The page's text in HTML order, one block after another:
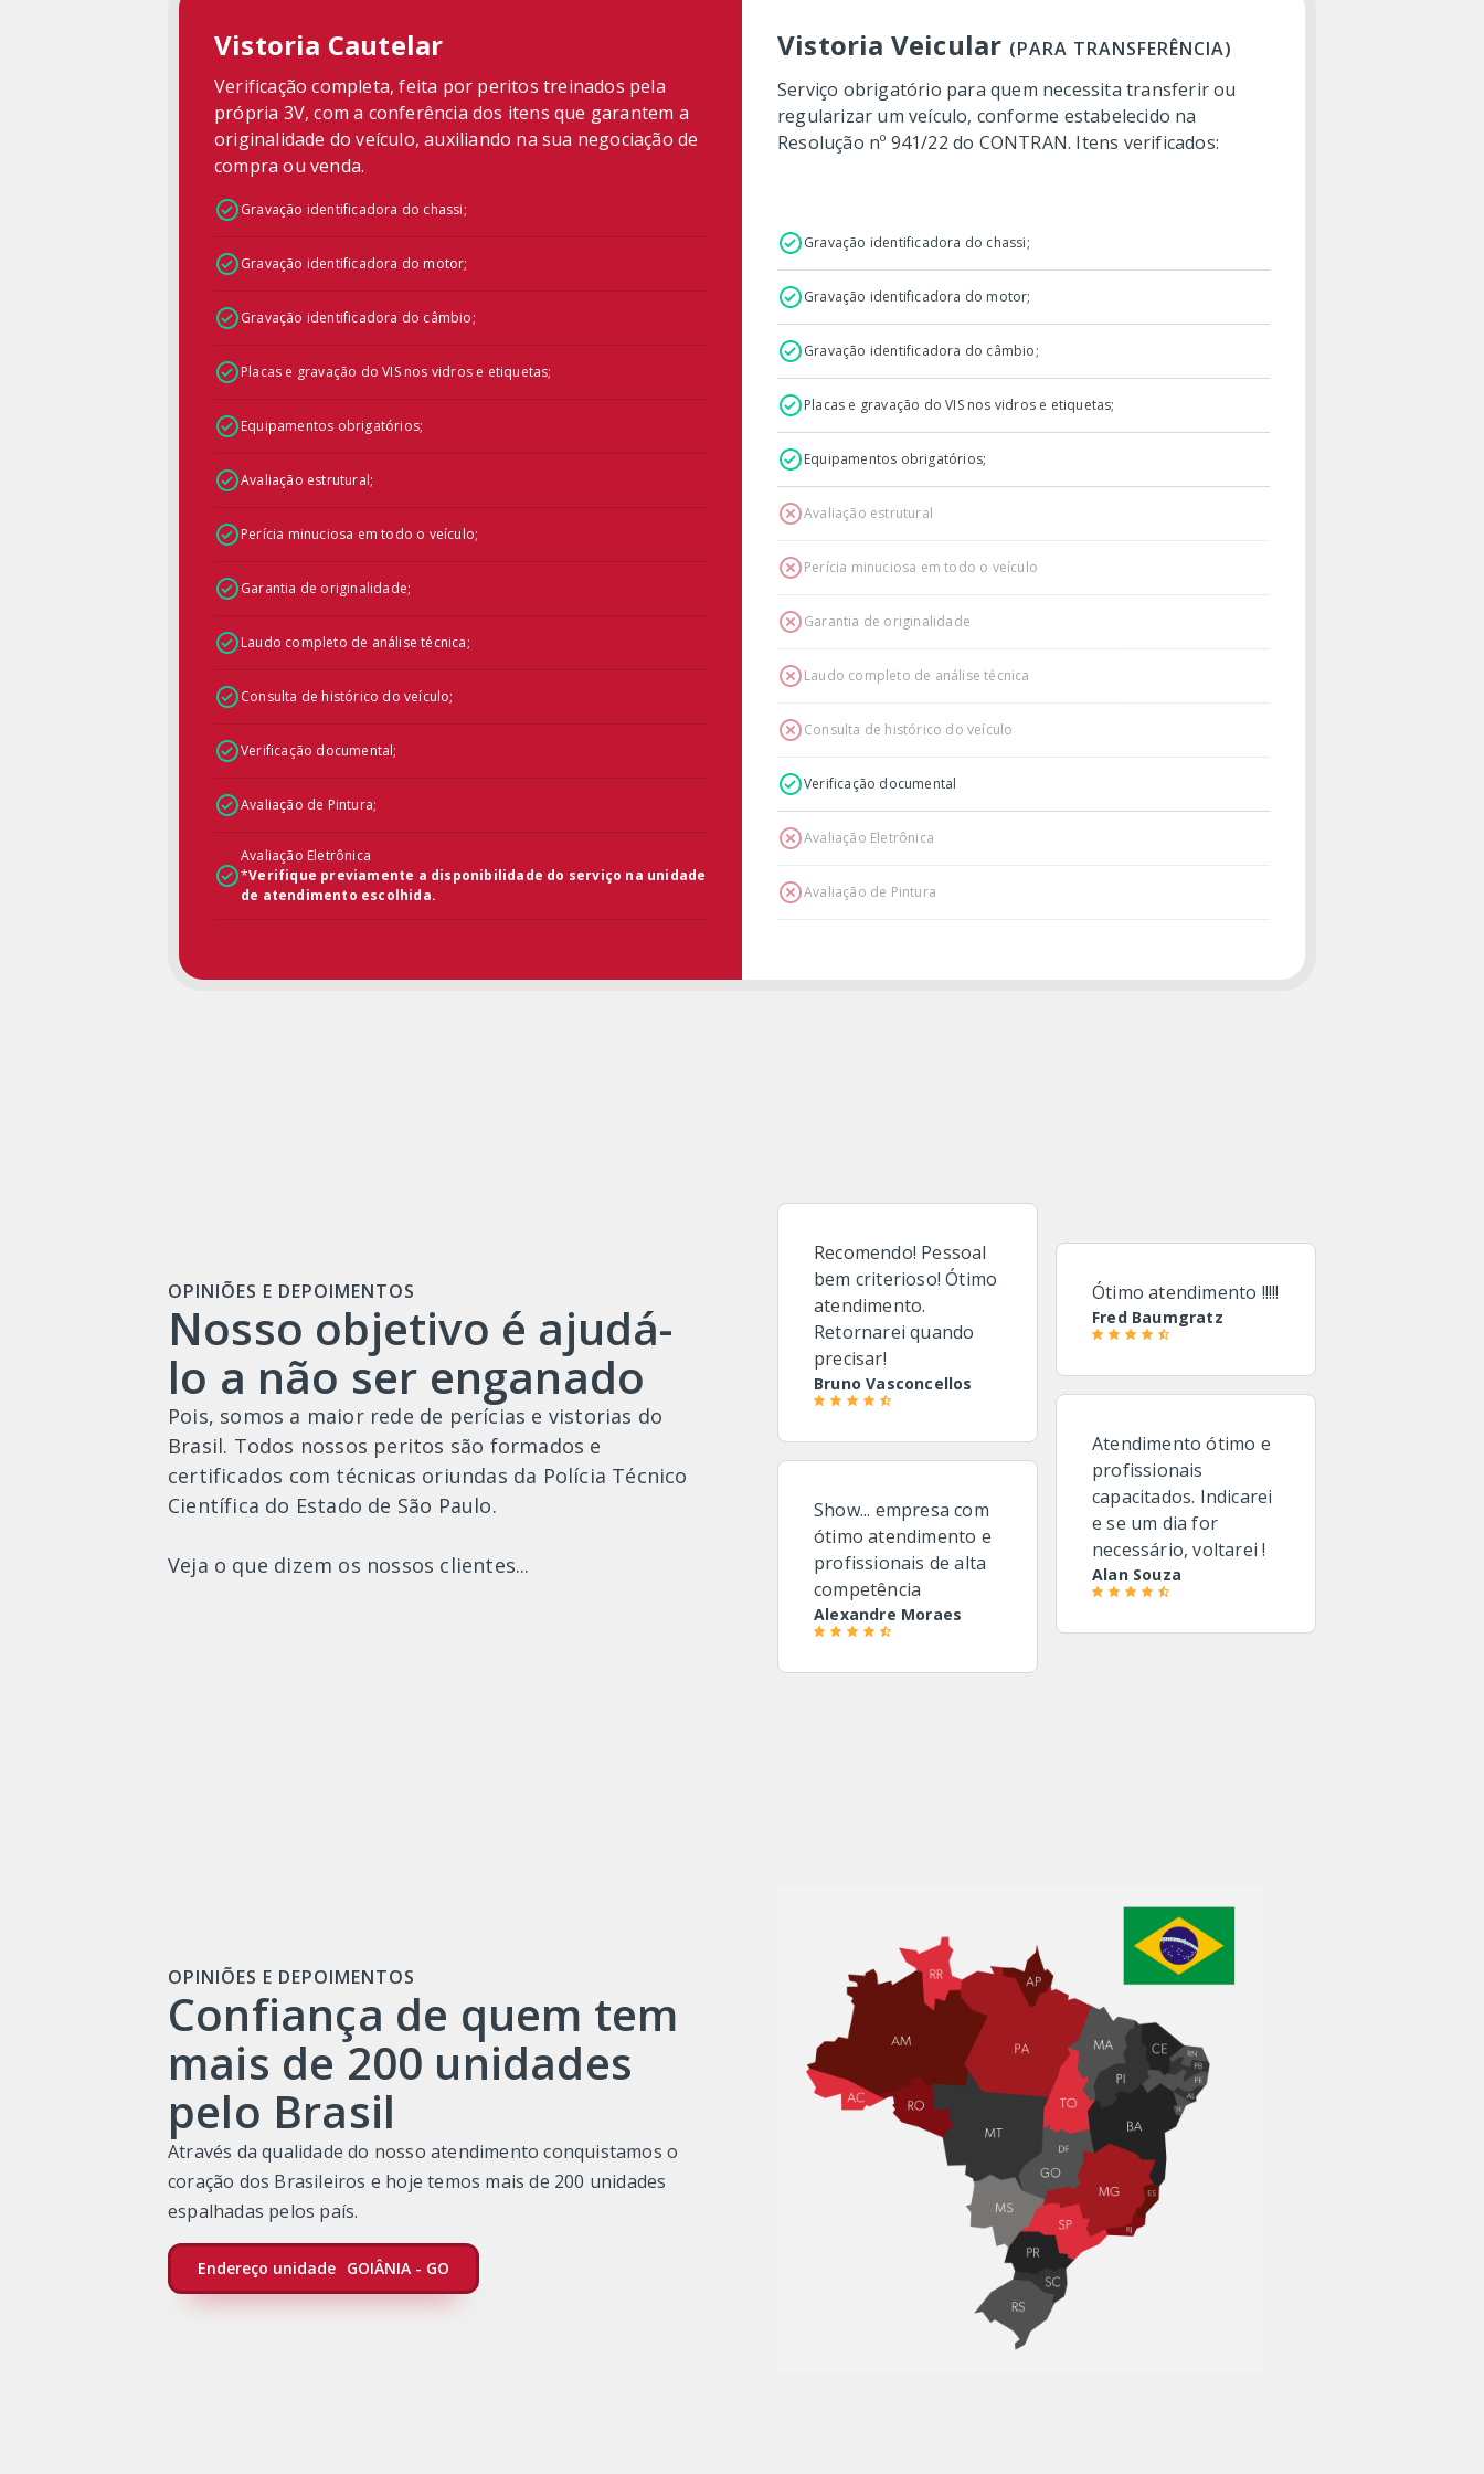
Vistoria Cautelar
Verificação completa, feita por peritos treinados pela
própria 3V, com a conferência dos itens que garantem a
originalidade do veículo, auxiliando na sua negociação de
compra ou venda.
Gravação identificadora do chassi;
Gravação identificadora do motor;
Gravação identificadora do câmbio;
Placas e gravação do VIS nos vidros e etiquetas;
Equipamentos obrigatórios;
Avaliação estrutural;
Perícia minuciosa em todo o veículo;
Garantia de originalidade;
Laudo completo de análise técnica;
Consulta de histórico do veículo;
Verificação documental;
Avaliação de Pintura;
Avaliação Eletrônica
*Verifique previamente a disponibilidade do serviço na unidade
de atendimento escolhida.
Vistoria Veicular (PARA TRANSFERÊNCIA)
Serviço obrigatório para quem necessita transferir ou
regularizar um veículo, conforme estabelecido na
Resolução nº 941/22 do CONTRAN. Itens verificados:
Gravação identificadora do chassi;
Gravação identificadora do motor;
Gravação identificadora do câmbio;
Placas e gravação do VIS nos vidros e etiquetas;
Equipamentos obrigatórios;
Avaliação estrutural
Perícia minuciosa em todo o veículo
Garantia de originalidade
Laudo completo de análise técnica
Consulta de histórico do veículo
Verificação documental
Avaliação Eletrônica
Avaliação de Pintura
OPINIÕES E DEPOIMENTOS
Nosso objetivo é ajudá-
lo a não ser enganado
Pois, somos a maior rede de perícias e vistorias do
Brasil. Todos nossos peritos são formados e
certificados com técnicas oriundas da Polícia Técnico
Científica do Estado de São Paulo.
Veja o que dizem os nossos clientes...
Recomendo! Pessoal
bem criterioso! Ótimo
atendimento.
Retornarei quando
precisar!
Bruno Vasconcellos
Show... empresa com
ótimo atendimento e
profissionais de alta
competência
Alexandre Moraes
Ótimo atendimento !!!!!
Fred Baumgratz
Atendimento ótimo e
profissionais
capacitados. Indicarei
e se um dia for
necessário, voltarei !
Alan Souza
OPINIÕES E DEPOIMENTOS
Confiança de quem tem
mais de 200 unidades
pelo Brasil
Através da qualidade do nosso atendimento conquistamos o
coração dos Brasileiros e hoje temos mais de 200 unidades
espalhadas pelos país.
Endereço unidade GOIÂNIA - GO